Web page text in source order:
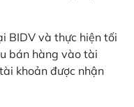
BIDV và thực hiện tối
bán hàng vào tài
khoản được nhận